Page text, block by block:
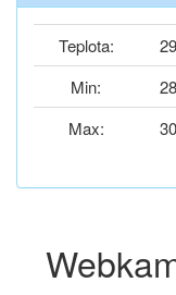
Teplota:
Min:
Max: